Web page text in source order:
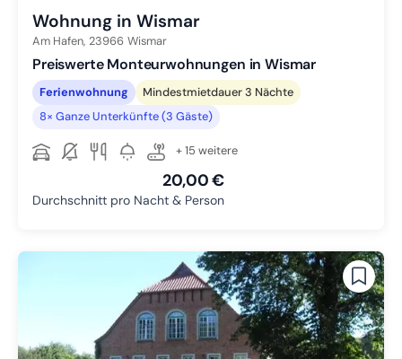
Wohnung in Wismar
Am Hafen, 23966 Wismar
Preiswerte Monteurwohnungen in Wismar
Ferienwohnung
Mindestmietdauer 3 Nächte
8× Ganze Unterkünfte (3 Gäste)
+ 15 weitere
20,00 €
Durchschnitt pro Nacht & Person